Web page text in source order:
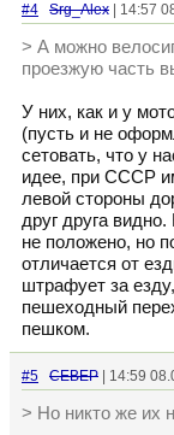
#4 Srg_Alex | 14:57
> А можно
проезжую часть
У них, как и у
(пусть и не
сетовать, что у
идее, при СССР
левой стороны
друг друга
не положено, но
отличается от
штрафует за
пешеходный
пешком.
#5 CEBEP | 14:59
> Но никто же их